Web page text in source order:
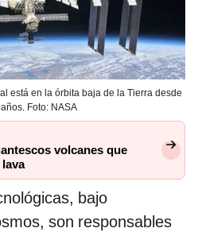
está en la órbita baja de la Tierra desde
Foto: NASA
volcanes que
bajo
son responsables